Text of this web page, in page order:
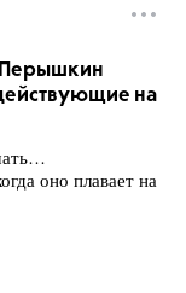
на
оно плавает на